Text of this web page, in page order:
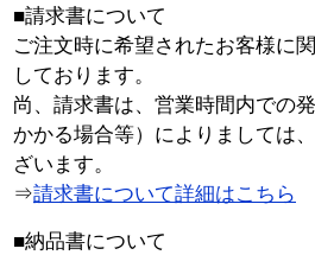
■請求書について
ご注文時に希望されたお客様に
しております。
尚、請求書は、営業時間内での
かかる場合等）によりましては
ざいます。
⇒請求書について詳細はこちら
■納品書について